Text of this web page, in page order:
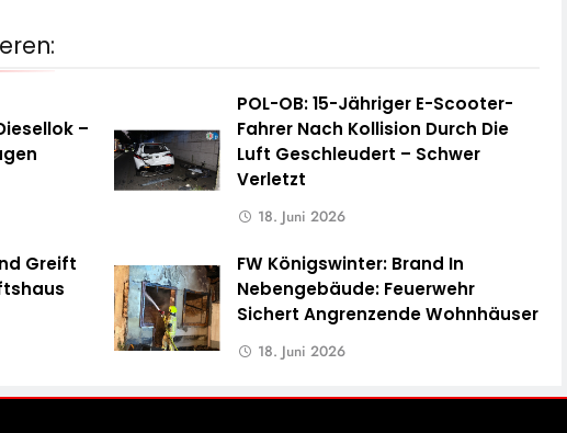
–
POL-OB: 15-Jähriger E-Scooter-
Fahrer Nach Kollision Durch Die
Luft Geschleudert – Schwer
Verletzt
18. Juni 2026
Greift
FW Königswinter: Brand In
Nebengebäude: Feuerwehr
Sichert Angrenzende Wohnhäuser
18. Juni 2026